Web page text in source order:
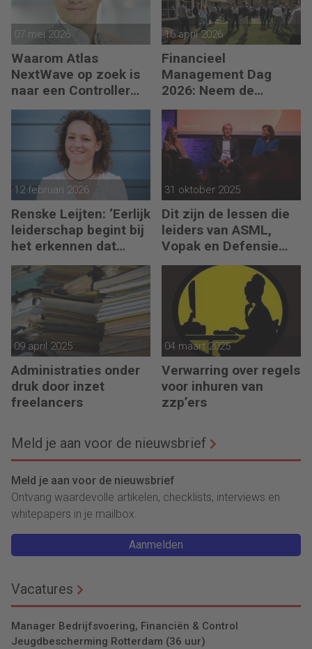
07 mei 2026
Waarom Atlas
NextWave op zoek is
naar een Controller
Group Finance
16 april 2026
Financieel
Management Dag
2026: Neem de
toekomst in eigen
hand
12 februari 2026
Renske Leijten: ‘Eerlijk
leiderschap begint bij
het erkennen dat
fouten maken erbij
hoort’
31 oktober 2025
Dit zijn de lessen die
leiders van ASML,
Vopak en Defensie
toepassen in
turbulente tijden
09 april 2025
Administraties onder
druk door inzet
freelancers
04 maart 2025
Verwarring over regels
voor inhuren van
zzp’ers
Meld je aan voor de nieuwsbrief
Meld je aan voor de nieuwsbrief
Ontvang waardevolle artikelen, checklists, interviews en
whitepapers in je mailbox.
Aanmelden
Vacatures
Manager Bedrijfsvoering, Financiën & Control
Jeugdbescherming Rotterdam (36 uur)